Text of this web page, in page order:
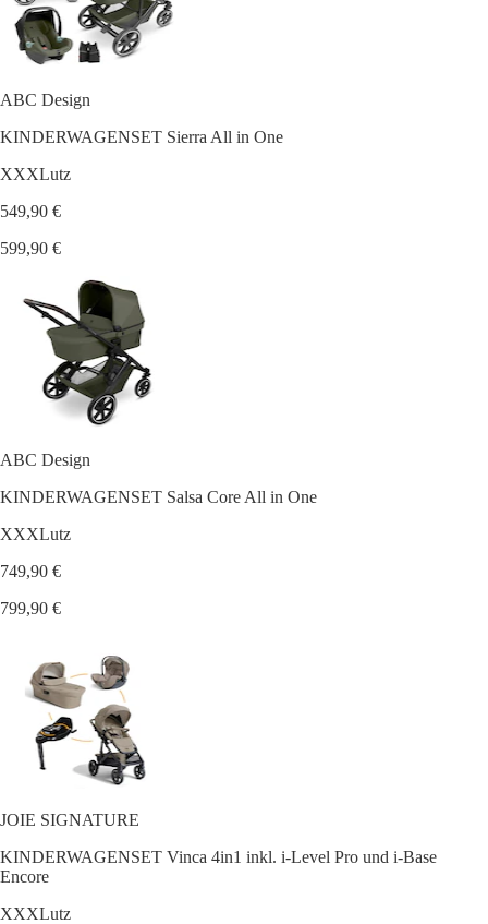
ABC Design
KINDERWAGENSET Sierra All in One
XXXLutz
549,90 €
599,90 €
ABC Design
KINDERWAGENSET Salsa Core All in One
XXXLutz
749,90 €
799,90 €
JOIE SIGNATURE
KINDERWAGENSET Vinca 4in1 inkl. i-Level Pro und i-Base
Encore
XXXLutz